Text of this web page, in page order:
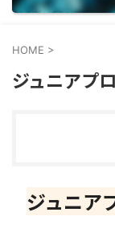
HOME >
ジュニアプ
ジュニア